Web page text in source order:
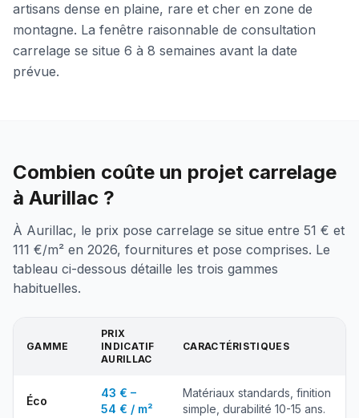
artisans dense en plaine, rare et cher en zone de
montagne. La fenêtre raisonnable de consultation
carrelage se situe 6 à 8 semaines avant la date
prévue.
Combien coûte un projet carrelage
à Aurillac ?
À Aurillac, le prix pose carrelage se situe entre 51 € et
111 €/m² en 2026, fournitures et pose comprises. Le
tableau ci-dessous détaille les trois gammes
habituelles.
GAMME
PRIX
INDICATIF
AURILLAC
CARACTÉRISTIQUES
Éco
43 € –
54 € / m²
Matériaux standards, finition
simple, durabilité 10-15 ans.